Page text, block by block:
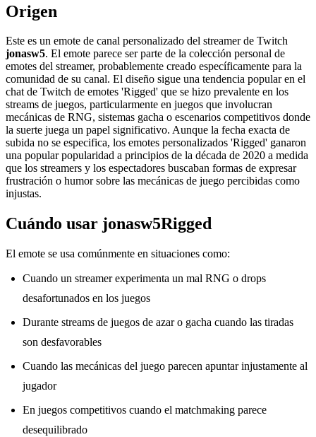
Origen
Este es un emote de canal personalizado del streamer de Twitch
jonasw5. El emote parece ser parte de la colección personal de
emotes del streamer, probablemente creado específicamente para la
comunidad de su canal. El diseño sigue una tendencia popular en el
chat de Twitch de emotes 'Rigged' que se hizo prevalente en los
streams de juegos, particularmente en juegos que involucran
mecánicas de RNG, sistemas gacha o escenarios competitivos donde
la suerte juega un papel significativo. Aunque la fecha exacta de
subida no se especifica, los emotes personalizados 'Rigged' ganaron
una popular popularidad a principios de la década de 2020 a medida
que los streamers y los espectadores buscaban formas de expresar
frustración o humor sobre las mecánicas de juego percibidas como
injustas.
Cuándo usar jonasw5Rigged
El emote se usa comúnmente en situaciones como:
Cuando un streamer experimenta un mal RNG o drops
desafortunados en los juegos
Durante streams de juegos de azar o gacha cuando las tiradas
son desfavorables
Cuando las mecánicas del juego parecen apuntar injustamente al
jugador
En juegos competitivos cuando el matchmaking parece
desequilibrado